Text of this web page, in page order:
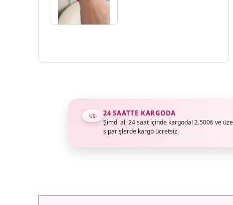
24 SAATTE KARGODA
Şimdi al, 24 saat içinde kargoda! 2.500₺ ve
siparişlerde kargo ücretsiz.